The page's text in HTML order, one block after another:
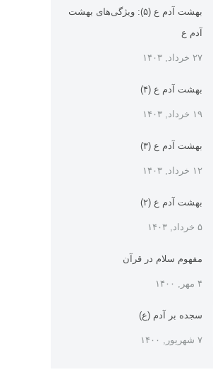
بهشت آدم ع (۵): ویژگی‌های بهشت
آدم ع
۲۷ خرداد, ۱۴۰۳
بهشت آدم ع (۴)
۱۹ خرداد, ۱۴۰۳
بهشت آدم ع (۳)
۱۲ خرداد, ۱۴۰۳
بهشت آدم ع (۲)
۵ خرداد, ۱۴۰۳
مفهوم سلام در قرآن
۴ مهر, ۱۴۰۰
سجده بر آدم (ع)
۷ شهریور, ۱۴۰۰